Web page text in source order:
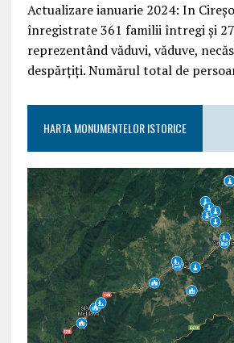
Actualizare ianuarie 2024: In
înregistrate 361 familii întregi și
reprezentând văduvi, văduve,
despărțiți. Numărul total de
HARTA MONUMENTELOR ISTORICE